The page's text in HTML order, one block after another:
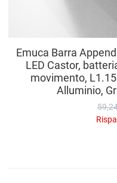
Emuca Barra
LED Castor,
movimento,
Alluminio,